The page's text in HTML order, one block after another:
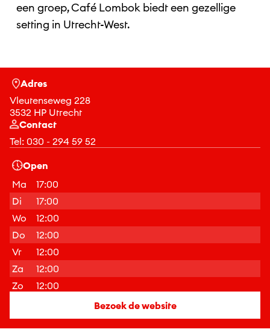
een groep, Café Lombok biedt een gezellige
setting in Utrecht-West.
Adres
Vleutenseweg 228
3532 HP Utrecht
Contact
Tel: 030 - 294 59 52
Open
Ma
17:00
Di
17:00
Wo
12:00
Do
12:00
Vr
12:00
Za
12:00
Zo
12:00
Bezoek de website